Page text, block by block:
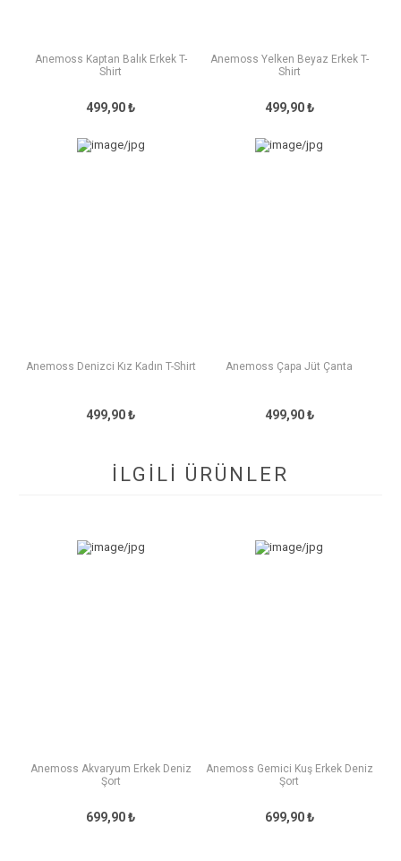
Anemoss Kaptan Balık Erkek T-
Shirt
499,90 ₺
Anemoss Yelken Beyaz Erkek T-
Shirt
499,90 ₺
Anemoss Denizci Kız Kadın T-Shirt
499,90 ₺
Anemoss Çapa Jüt Çanta
499,90 ₺
İLGİLİ ÜRÜNLER
Anemoss Akvaryum Erkek Deniz
Şort
699,90 ₺
Anemoss Gemici Kuş Erkek Deniz
Şort
699,90 ₺